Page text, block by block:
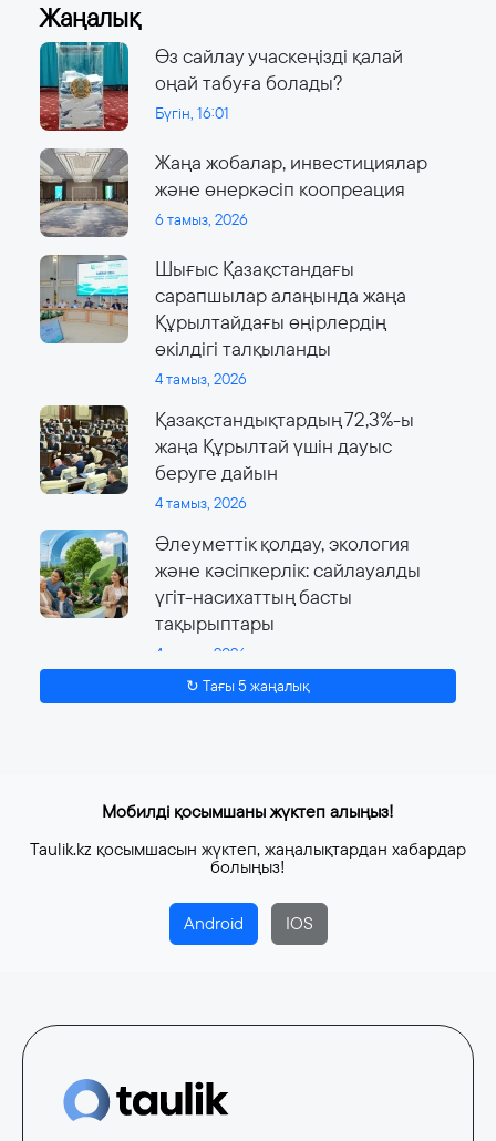
Жаңалық
Өз сайлау учаскеңізді қалай
оңай табуға болады?
Бүгін, 16:01
Жаңа жобалар, инвестициялар
және өнеркәсіп коопреация
6 тамыз, 2026
Шығыс Қазақстандағы
сарапшылар алаңында жаңа
Құрылтайдағы өңірлердің
өкілдігі талқыланды
4 тамыз, 2026
Қазақстандықтардың 72,3%-ы
жаңа Құрылтай үшін дауыс
беруге дайын
4 тамыз, 2026
Әлеуметтік қолдау, экология
және кәсіпкерлік: сайлауалды
үгіт-насихаттың басты
тақырыптары
4 тамыз, 2026
↻ Тағы 5 жаңалық
Мобилді қосымшаны жүктеп алыңыз!
Taulik.kz қосымшасын жүктеп, жаңалықтардан хабардар
болыңыз!
Android IOS